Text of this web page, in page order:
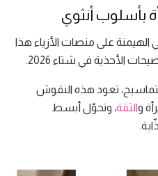
على منصات الأزياء هذا
الأحذية في شتاء 2026.
تعود هذه النقوش
والثقة، وتحوّل أبسط